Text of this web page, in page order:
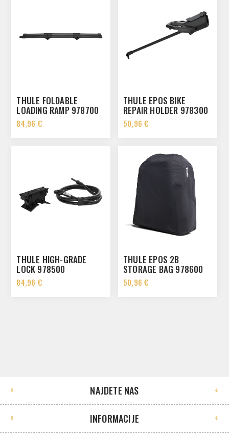
THULE FOLDABLE
LOADING RAMP 978700
84,96 €
THULE EPOS BIKE
REPAIR HOLDER 978300
50,96 €
THULE HIGH-GRADE
LOCK 978500
84,96 €
THULE EPOS 2B
STORAGE BAG 978600
50,96 €
NAJDETE NAS
INFORMACIJE